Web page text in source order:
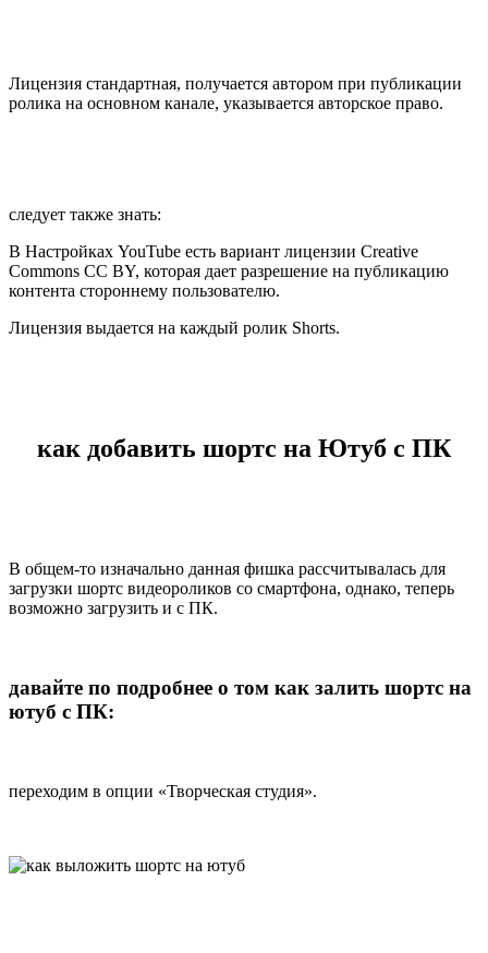
Лицензия стандартная, получается автором при публикации
ролика на основном канале, указывается авторское право.
следует также знать:
В Настройках YouTube есть вариант лицензии Creative
Commons CC BY, которая дает разрешение на публикацию
контента стороннему пользователю.
Лицензия выдается на каждый ролик Shorts.
как добавить шортс на Ютуб с ПК
В общем-то изначально данная фишка рассчитывалась для
загрузки шортс видеороликов со смартфона, однако, теперь
возможно загрузить и с ПК.
давайте по подробнее о том как залить шортс на
ютуб с ПК:
переходим в опции «Творческая студия».